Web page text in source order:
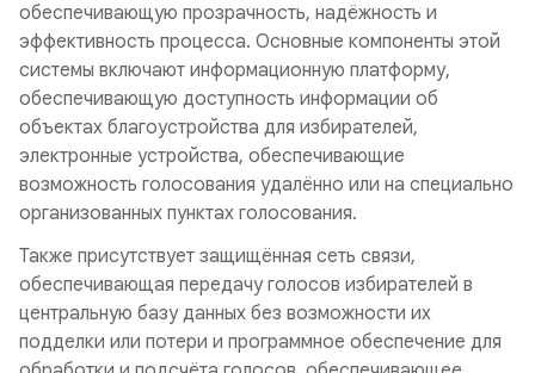
обеспечивающую прозрачность, надёжность и
эффективность процесса. Основные компоненты этой
системы включают информационную платформу,
обеспечивающую доступность информации об
объектах благоустройства для избирателей,
электронные устройства, обеспечивающие
возможность голосования удалённо или на специально
организованных пунктах голосования.
Также присутствует защищённая сеть связи,
обеспечивающая передачу голосов избирателей в
центральную базу данных без возможности их
подделки или потери и программное обеспечение для